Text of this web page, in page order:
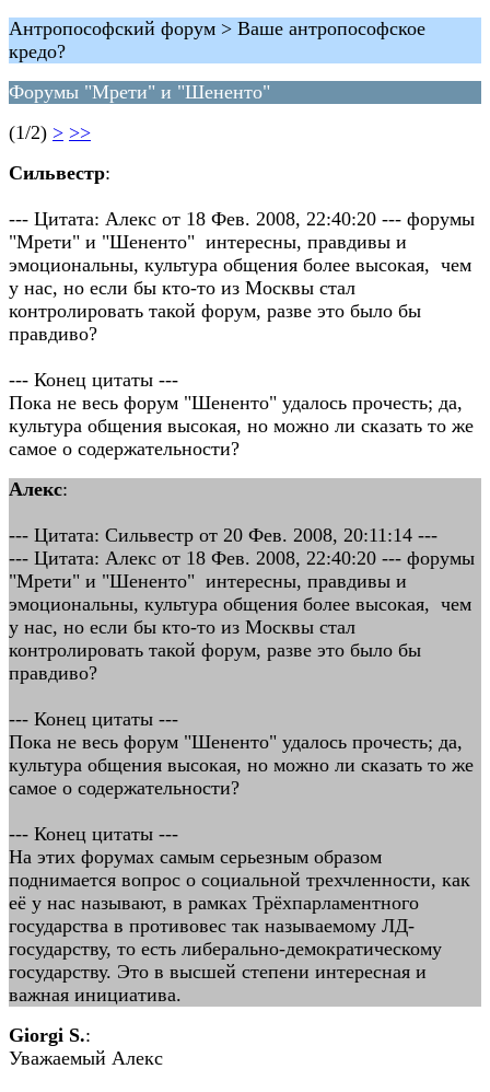
Антропософский форум > Ваше антропософское
кредо?
Форумы "Мрети" и "Шененто"
(1/2) > >>
Сильвестр:
--- Цитата: Алекс от 18 Фев. 2008, 22:40:20 --- форумы
"Мрети" и "Шененто" интересны, правдивы и
эмоциональны, культура общения более высокая, чем
у нас, но если бы кто-то из Москвы стал
контролировать такой форум, разве это было бы
правдиво?
--- Конец цитаты ---
Пока не весь форум "Шененто" удалось прочесть; да,
культура общения высокая, но можно ли сказать то же
самое о содержательности?
Алекс:
--- Цитата: Сильвестр от 20 Фев. 2008, 20:11:14 ---
--- Цитата: Алекс от 18 Фев. 2008, 22:40:20 --- форумы
"Мрети" и "Шененто" интересны, правдивы и
эмоциональны, культура общения более высокая, чем
у нас, но если бы кто-то из Москвы стал
контролировать такой форум, разве это было бы
правдиво?
--- Конец цитаты ---
Пока не весь форум "Шененто" удалось прочесть; да,
культура общения высокая, но можно ли сказать то же
самое о содержательности?
--- Конец цитаты ---
На этих форумах самым серьезным образом
поднимается вопрос о социальной трехчленности, как
её у нас называют, в рамках Трёхпарламентного
государства в противовес так называемому ЛД-
государству, то есть либерально-демократическому
государству. Это в высшей степени интересная и
важная инициатива.
Giorgi S.:
Уважаемый Алекс